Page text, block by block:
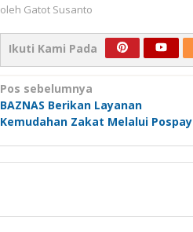
oleh Gatot Susanto
Ikuti Kami Pada
Navigasi
pos
Pos sebelumnya
BAZNAS Berikan Layanan
Kemudahan Zakat Melalui Pospay